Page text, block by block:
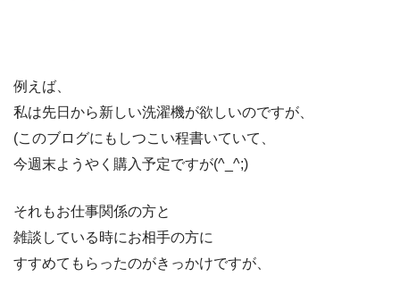
例えば、
私は先日から新しい洗濯機が欲しいのですが、
(このブログにもしつこい程書いていて、
今週末ようやく購入予定ですが(^_^;)
それもお仕事関係の方と
雑談している時にお相手の方に
すすめてもらったのがきっかけですが、